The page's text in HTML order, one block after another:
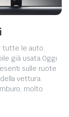
tutte le auto,
già usata.Oggi
sulle ruote
vettura.
molto